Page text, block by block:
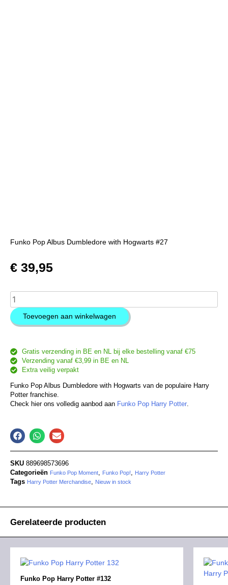
Funko Pop Albus Dumbledore with Hogwarts #27
€ 39,95
Toevoegen aan winkelwagen
Gratis verzending in BE en NL bij elke bestelling vanaf €75
Verzending vanaf €3,99 in BE en NL
Extra veilig verpakt
Funko Pop Albus Dumbledore with Hogwarts van de populaire Harry
Potter franchise.
Check hier ons volledig aanbod aan Funko Pop Harry Potter
SKU 889698573696
Categorieën Funko Pop Moment Funko Pop! Harry Potter
Tags Harry Potter Merchandise Nieuw in stock
Gerelateerde producten
Funko Pop Harry Potter #132